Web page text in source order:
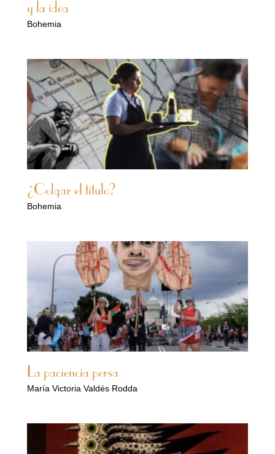
y la idea
Bohemia
¿Colgar el título?
Bohemia
La paciencia persa
María Victoria Valdés Rodda